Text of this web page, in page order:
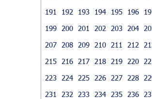
191
192 193 194 195 196
199
200 201 202 203 204
207
208 209 210 211 212
215
216 217 218 219 220
223
224 225 226 227 228
231
232 233 234 235 236